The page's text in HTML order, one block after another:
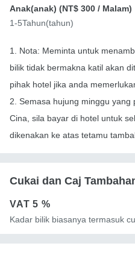
Anak(anak) (NT$ 300 / Malam)
1-5Tahun(tahun)
1. Nota: Meminta untuk
bilik tidak bermakna katil akan
pihak hotel jika anda
2. Semasa hujung minggu yang
Cina, sila bayar di hotel untuk
dikenakan ke atas tetamu
Cukai dan Caj
VAT5 %
Kadar bilik biasanya termasuk